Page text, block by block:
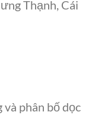
Thạnh, Cái
phân bố dọc